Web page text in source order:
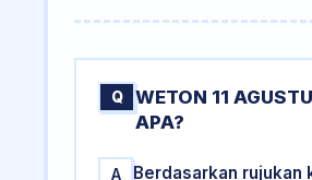
Q
WETON 11
APA?
A
Berdasarkan rujukan